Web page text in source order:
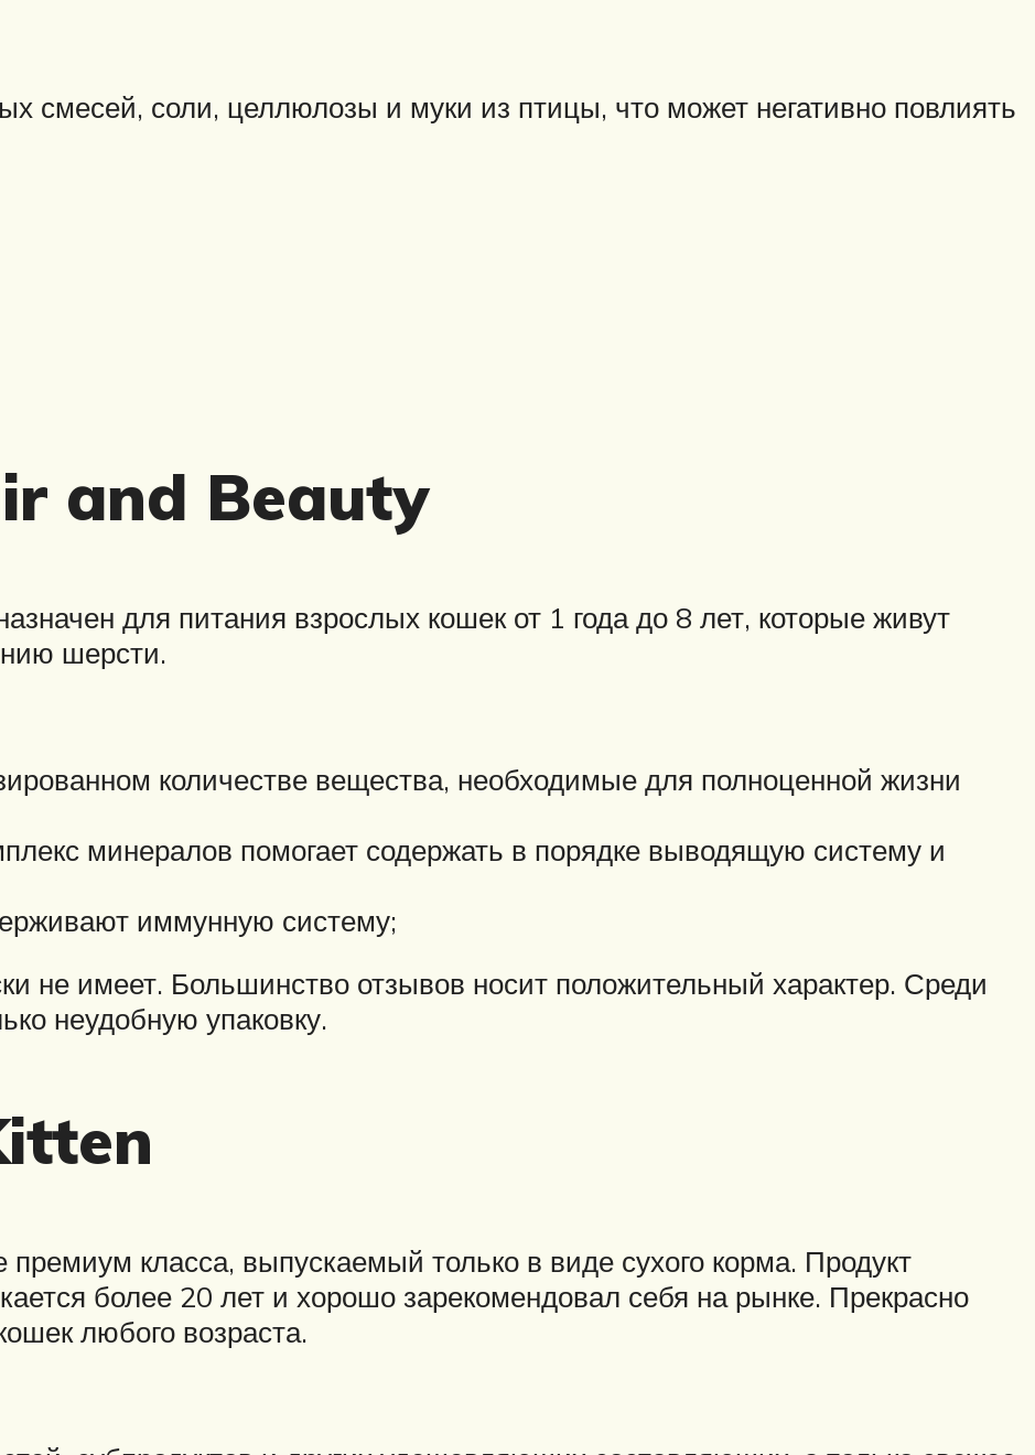
смесей, соли, целлюлозы и муки из птицы, что может негативно повлиять
and Beauty
для питания взрослых кошек от 1 года до 8 лет, которые живут
шерсти.
количестве вещества, необходимые для полноценной жизни
минералов помогает содержать в порядке выводящую систему и
иммунную систему;
не имеет. Большинство отзывов носит положительный характер. Среди
неудобную упаковку.
премиум класса, выпускаемый только в виде сухого корма. Продукт
более 20 лет и хорошо зарекомендовал себя на рынке. Прекрасно
любого возраста.